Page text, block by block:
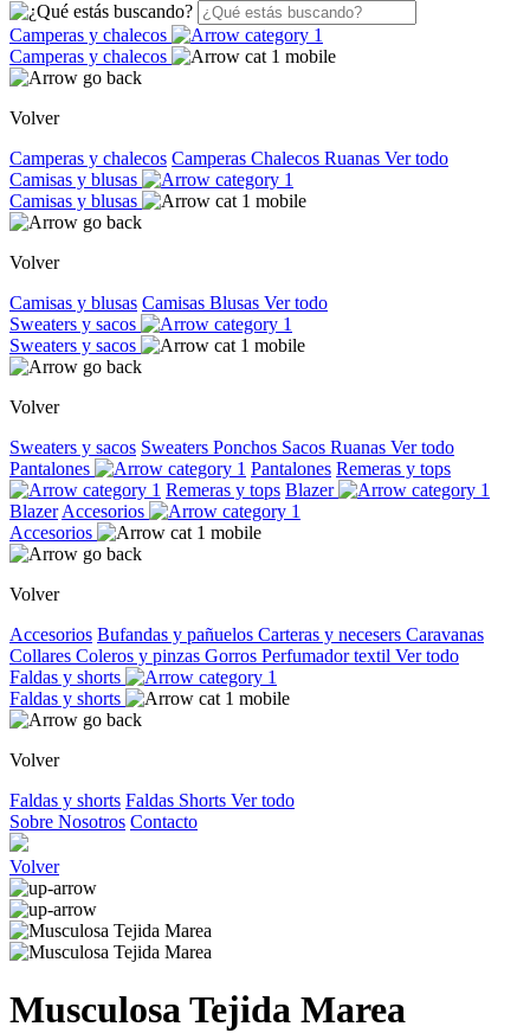
Camperas y chalecos
Camperas y chalecos
Volver
Camperas y chalecos Camperas Chalecos Ruanas Ver todo
Camisas y blusas
Camisas y blusas
Volver
Camisas y blusas Camisas Blusas Ver todo
Sweaters y sacos
Sweaters y sacos
Volver
Sweaters y sacos Sweaters Ponchos Sacos Ruanas Ver todo
Pantalones
Pantalones Remeras y tops
Remeras y tops Blazer
Blazer Accesorios
Accesorios
Volver
Accesorios Bufandas y pañuelos Carteras y necesers Caravanas
Collares Coleros y pinzas Gorros Perfumador textil Ver todo
Faldas y shorts
Faldas y shorts
Volver
Faldas y shorts Faldas Shorts Ver todo
Sobre Nosotros Contacto
Volver
Musculosa Tejida Marea